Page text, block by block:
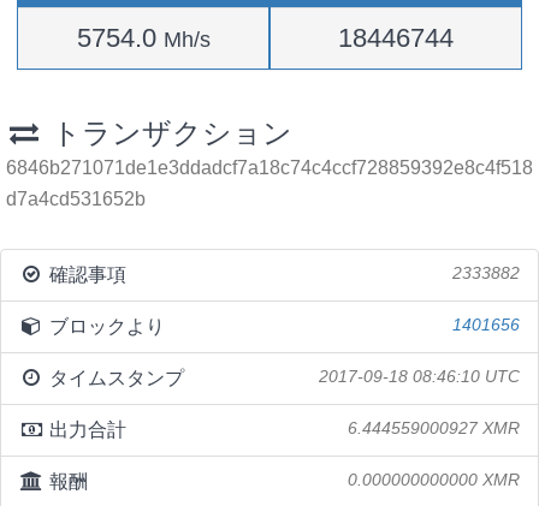
5754.0 Mh/s 18446744
トランザクション
6846b271071de1e3ddadcf7a18c74c4ccf728859392e8c4f518
d7a4cd531652b
確認事項 2333882
ブロックより 1401656
タイムスタンプ 2017-09-18 08:46:10 UTC
出力合計 6.444559000927 XMR
報酬 0.000000000000 XMR